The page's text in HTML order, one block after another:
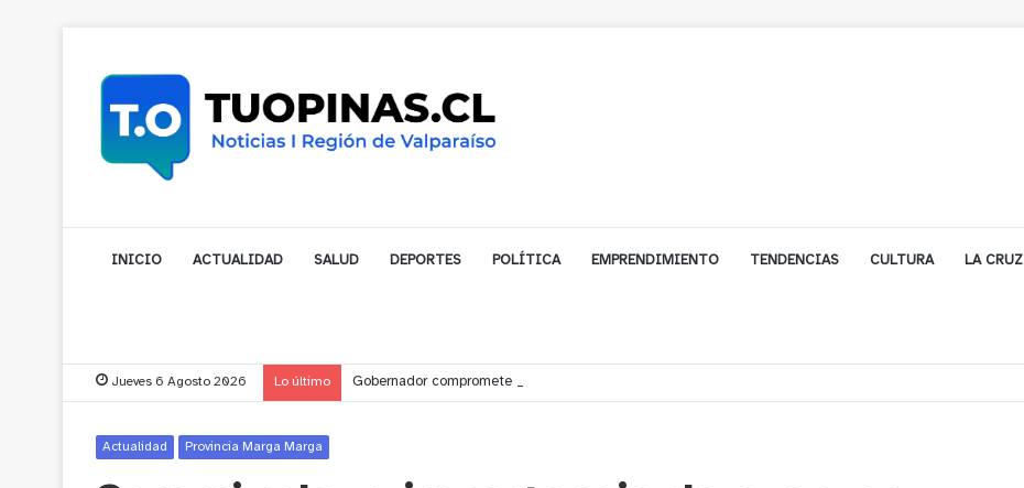
INICIO ACTUALIDAD SALUD DEPORTES POLÍTICA EMPRENDIMIENTO TENDENCIAS CULTURA LA CRUZ
Jueves 6 Agosto 2026 Lo último Gobernador compromete financiamiento para avanzar en la construcción del Puente Colón de Limache
Actualidad Provincia Marga Marga